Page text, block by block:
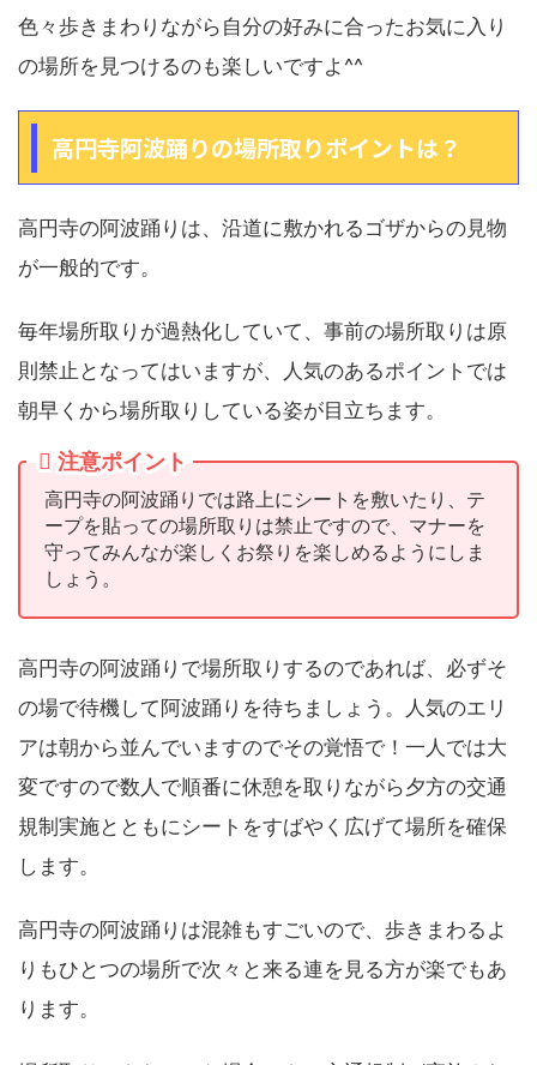
色々歩きまわりながら自分の好みに合ったお気に入り
の場所を見つけるのも楽しいですよ^^
高円寺阿波踊りの場所取りポイントは？
高円寺の阿波踊りは、沿道に敷かれるゴザからの見物
が一般的です。
毎年場所取りが過熱化していて、事前の場所取りは原
則禁止となってはいますが、人気のあるポイントでは
朝早くから場所取りしている姿が目立ちます。
注意ポイント
高円寺の阿波踊りでは路上にシートを敷いたり、テ
ープを貼っての場所取りは禁止ですので、マナーを
守ってみんなが楽しくお祭りを楽しめるようにしま
しょう。
高円寺の阿波踊りで場所取りするのであれば、必ずそ
の場で待機して阿波踊りを待ちましょう。人気のエリ
アは朝から並んでいますのでその覚悟で！一人では大
変ですので数人で順番に休憩を取りながら夕方の交通
規制実施とともにシートをすばやく広げて場所を確保
します。
高円寺の阿波踊りは混雑もすごいので、歩きまわるよ
りもひとつの場所で次々と来る連を見る方が楽でもあ
ります。